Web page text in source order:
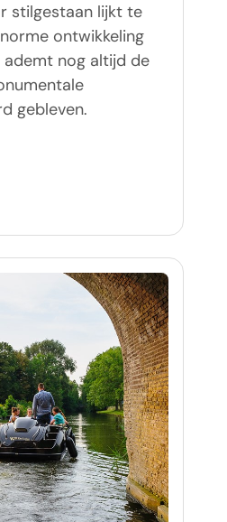
stilgestaan lijkt te
ontwikkeling
nog altijd de
gebleven.